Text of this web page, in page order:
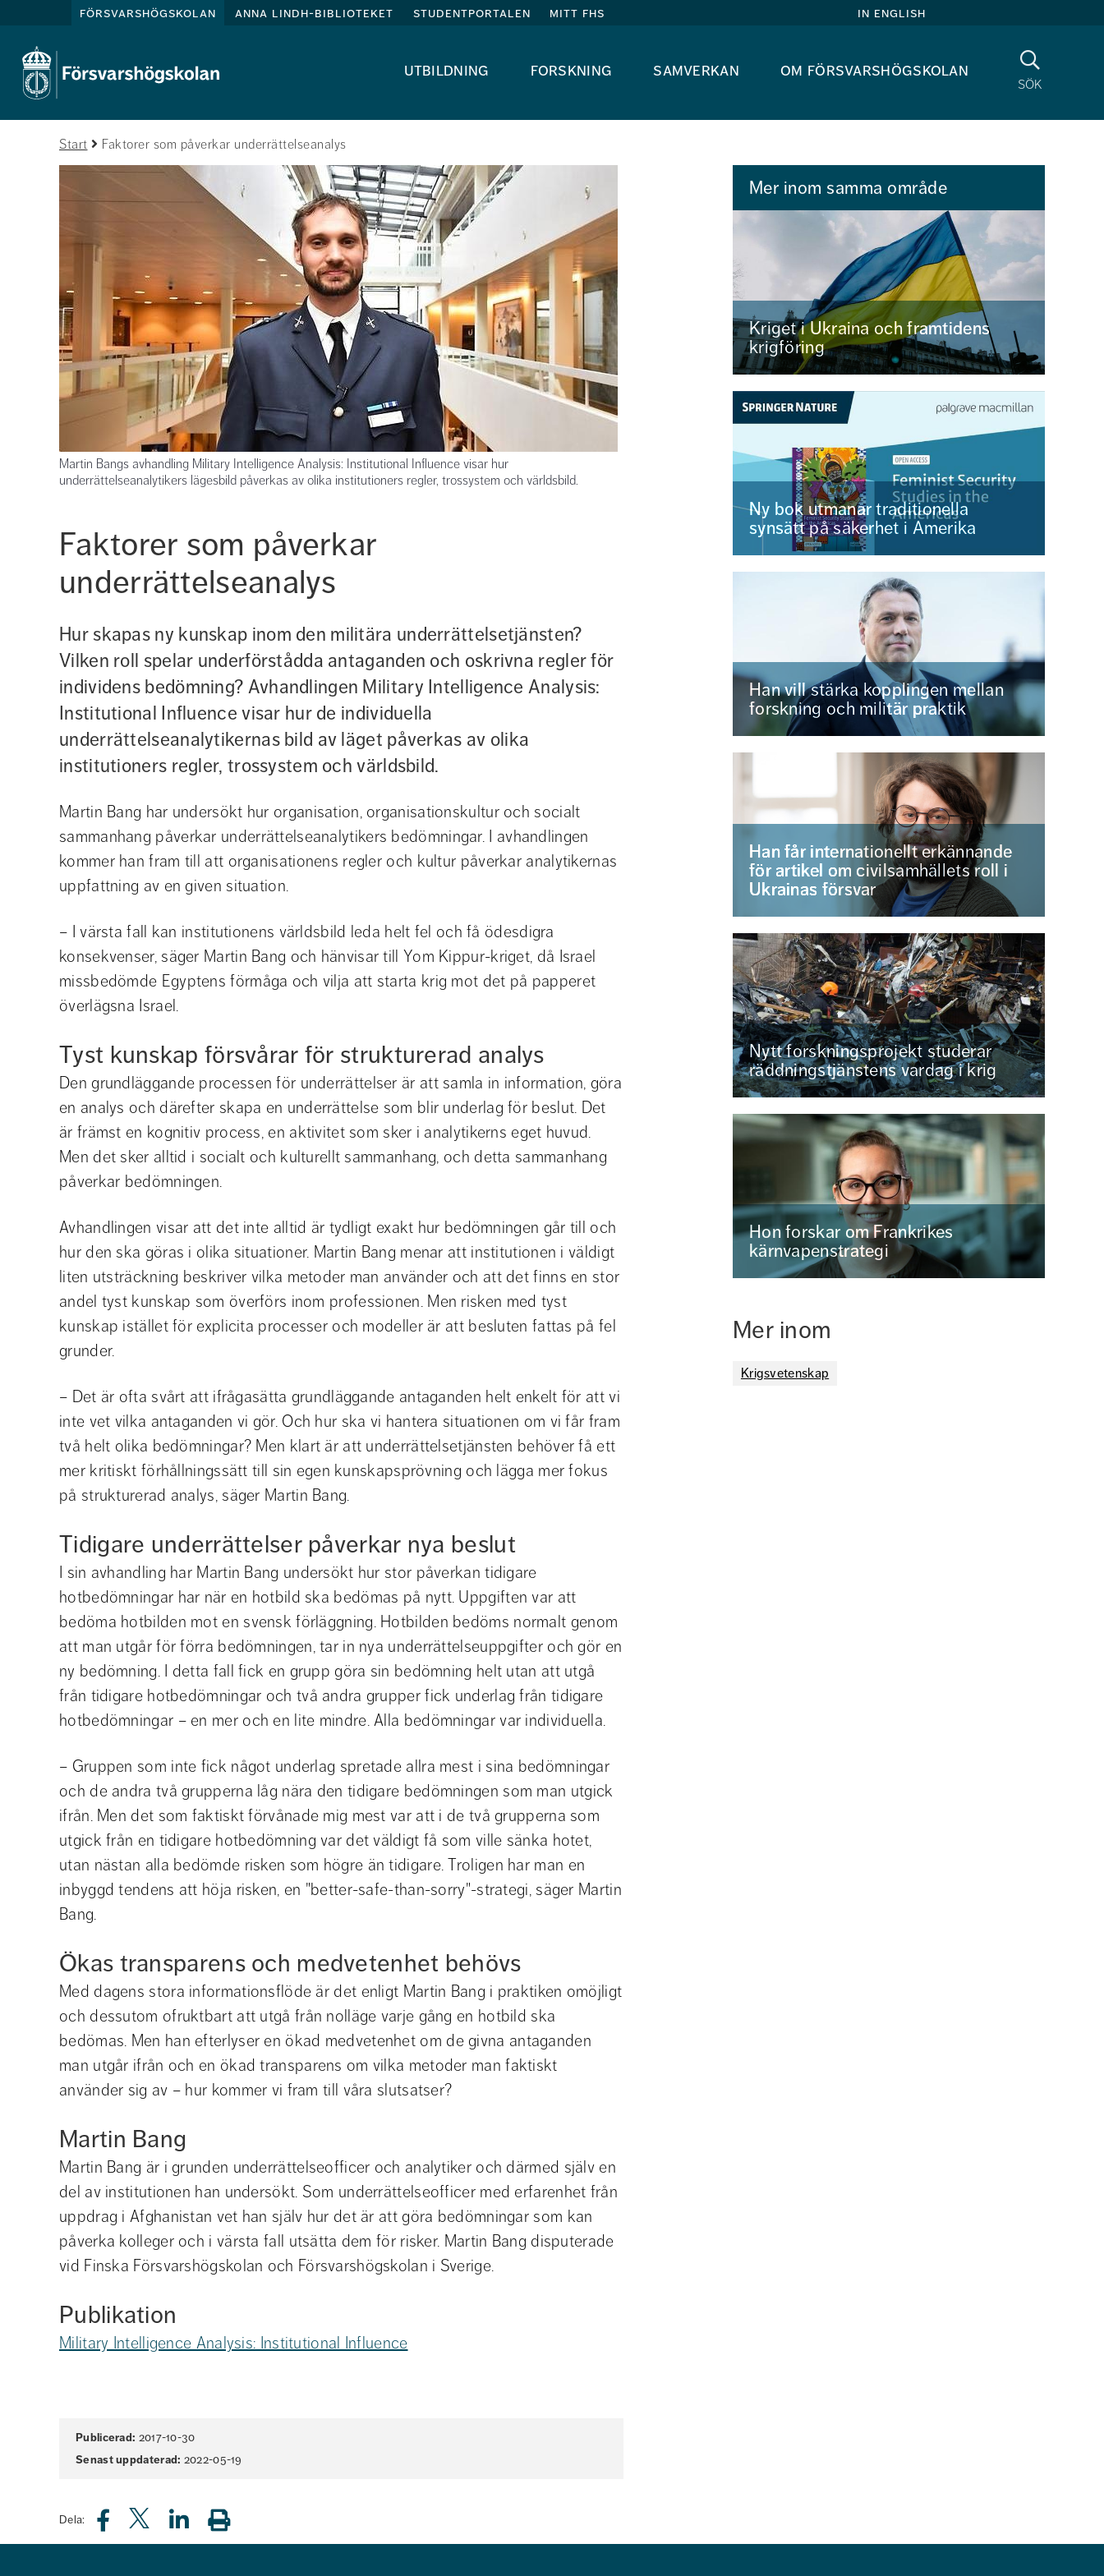
försvarshögskolan anna lindh-biblioteket studentportalen mitt fhs in english
utbildning forskning samverkan om försvarshögskolan
sök
Sök
Start Faktorer som påverkar underrättelseanalys
Martin Bangs avhandling Military Intelligence Analysis: Institutional Influence visar hur
underrättelseanalytikers lägesbild påverkas av olika institutioners regler, trossystem och världsbild.
Faktorer som påverkar
underrättelseanalys
Hur skapas ny kunskap inom den militära underrättelsetjänsten?
Vilken roll spelar underförstådda antaganden och oskrivna regler för
individens bedömning? Avhandlingen Military Intelligence Analysis:
Institutional Influence visar hur de individuella
underrättelseanalytikernas bild av läget påverkas av olika
institutioners regler, trossystem och världsbild.
Martin Bang har undersökt hur organisation, organisationskultur och socialt
sammanhang påverkar underrättelseanalytikers bedömningar. I avhandlingen
kommer han fram till att organisationens regler och kultur påverkar analytikernas
uppfattning av en given situation.
– I värsta fall kan institutionens världsbild leda helt fel och få ödesdigra
konsekvenser, säger Martin Bang och hänvisar till Yom Kippur-kriget, då Israel
missbedömde Egyptens förmåga och vilja att starta krig mot det på papperet
överlägsna Israel.
Tyst kunskap försvårar för strukturerad analys
Den grundläggande processen för underrättelser är att samla in information, göra
en analys och därefter skapa en underrättelse som blir underlag för beslut. Det
är främst en kognitiv process, en aktivitet som sker i analytikerns eget huvud.
Men det sker alltid i socialt och kulturellt sammanhang, och detta sammanhang
påverkar bedömningen.
Avhandlingen visar att det inte alltid är tydligt exakt hur bedömningen går till och
hur den ska göras i olika situationer. Martin Bang menar att institutionen i väldigt
liten utsträckning beskriver vilka metoder man använder och att det finns en stor
andel tyst kunskap som överförs inom professionen. Men risken med tyst
kunskap istället för explicita processer och modeller är att besluten fattas på fel
grunder.
– Det är ofta svårt att ifrågasätta grundläggande antaganden helt enkelt för att vi
inte vet vilka antaganden vi gör. Och hur ska vi hantera situationen om vi får fram
två helt olika bedömningar? Men klart är att underrättelsetjänsten behöver få ett
mer kritiskt förhållningssätt till sin egen kunskapsprövning och lägga mer fokus
på strukturerad analys, säger Martin Bang.
Tidigare underrättelser påverkar nya beslut
I sin avhandling har Martin Bang undersökt hur stor påverkan tidigare
hotbedömningar har när en hotbild ska bedömas på nytt. Uppgiften var att
bedöma hotbilden mot en svensk förläggning. Hotbilden bedöms normalt genom
att man utgår för förra bedömningen, tar in nya underrättelseuppgifter och gör en
ny bedömning. I detta fall fick en grupp göra sin bedömning helt utan att utgå
från tidigare hotbedömningar och två andra grupper fick underlag från tidigare
hotbedömningar – en mer och en lite mindre. Alla bedömningar var individuella.
– Gruppen som inte fick något underlag spretade allra mest i sina bedömningar
och de andra två grupperna låg nära den tidigare bedömningen som man utgick
ifrån. Men det som faktiskt förvånade mig mest var att i de två grupperna som
utgick från en tidigare hotbedömning var det väldigt få som ville sänka hotet,
utan nästan alla bedömde risken som högre än tidigare. Troligen har man en
inbyggd tendens att höja risken, en "better-safe-than-sorry"-strategi, säger Martin
Bang.
Ökas transparens och medvetenhet behövs
Med dagens stora informationsflöde är det enligt Martin Bang i praktiken omöjligt
och dessutom ofruktbart att utgå från nolläge varje gång en hotbild ska
bedömas. Men han efterlyser en ökad medvetenhet om de givna antaganden
man utgår ifrån och en ökad transparens om vilka metoder man faktiskt
använder sig av – hur kommer vi fram till våra slutsatser?
Martin Bang
Martin Bang är i grunden underrättelseofficer och analytiker och därmed själv en
del av institutionen han undersökt. Som underrättelseofficer med erfarenhet från
uppdrag i Afghanistan vet han själv hur det är att göra bedömningar som kan
påverka kolleger och i värsta fall utsätta dem för risker. Martin Bang disputerade
vid Finska Försvarshögskolan och Försvarshögskolan i Sverige.
Publikation
Military Intelligence Analysis: Institutional Influence
Mer inom samma område
Kriget i Ukraina och framtidens
krigföring
Ny bok utmanar traditionella
synsätt på säkerhet i Amerika
Han vill stärka kopplingen mellan
forskning och militär praktik
Han får internationellt erkännande
för artikel om civilsamhällets roll i
Ukrainas försvar
Nytt forskningsprojekt studerar
räddningstjänstens vardag i krig
Hon forskar om Frankrikes
kärnvapenstrategi
Mer inom
Krigsvetenskap
Sidinformation
Publicerad: 2017-10-30
Senast uppdaterad: 2022-05-19
Dela: